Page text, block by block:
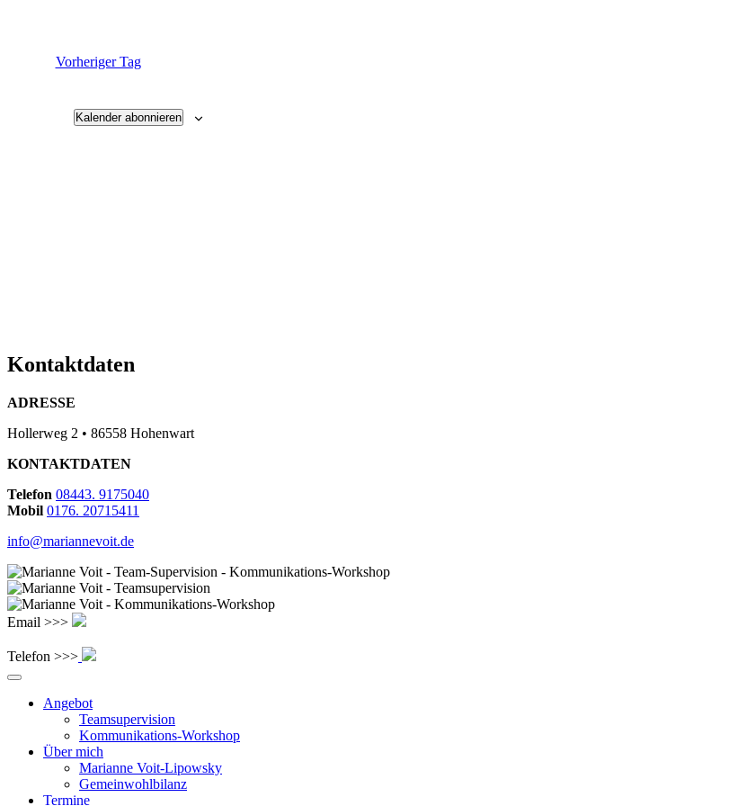
Vorheriger Tag
Kalender abonnieren
Kontaktdaten
ADRESSE
Hollerweg 2 • 86558 Hohenwart
KONTAKTDATEN
Telefon 08443. 9175040
Mobil 0176. 20715411
info@mariannevoit.de
Email >>>
Telefon >>>
Angebot
Teamsupervision
Kommunikations-Workshop
Über mich
Marianne Voit-Lipowsky
Gemeinwohlbilanz
Termine